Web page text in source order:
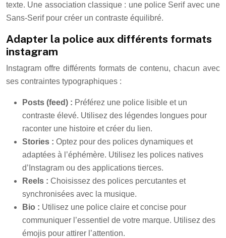
texte. Une association classique : une police Serif avec une
Sans-Serif pour créer un contraste équilibré.
Adapter la police aux différents formats
instagram
Instagram offre différents formats de contenu, chacun avec
ses contraintes typographiques :
Posts (feed) : Préférez une police lisible et un
contraste élevé. Utilisez des légendes longues pour
raconter une histoire et créer du lien.
Stories : Optez pour des polices dynamiques et
adaptées à l’éphémère. Utilisez les polices natives
d’Instagram ou des applications tierces.
Reels : Choisissez des polices percutantes et
synchronisées avec la musique.
Bio : Utilisez une police claire et concise pour
communiquer l’essentiel de votre marque. Utilisez des
émojis pour attirer l’attention.